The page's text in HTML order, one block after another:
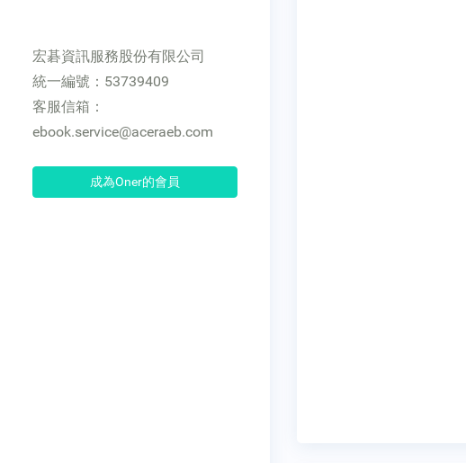
宏碁資訊服務股份有限公司
統一編號：53739409
客服信箱：
ebook.service@aceraeb.com
成為Oner的會員